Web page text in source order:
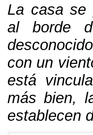
La casa se
al borde
con un
está
más bien,
establecen